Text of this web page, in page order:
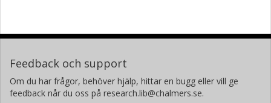
Feedback och support
Om du har frågor, behöver hjälp, hittar en bugg eller vill ge
feedback når du oss på research.lib@chalmers.se.